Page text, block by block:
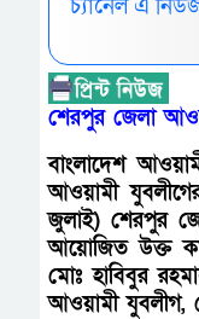
চ্যানেল এ
শেরপুর জেলা
বাংলাদেশ
আওয়ামী
জুলাই) শেরপুর
আয়োজিত উক্ত
মোঃ হাবিবুর
আওয়ামী যুবলীগ,